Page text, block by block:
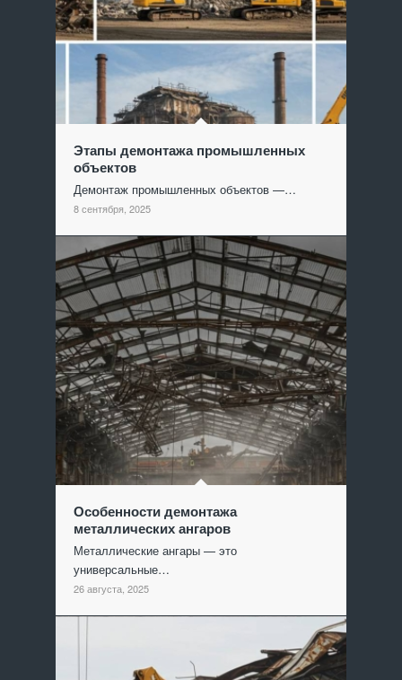
Этапы демонтажа промышленных
объектов
Демонтаж промышленных объектов —…
8 сентября, 2025
Особенности демонтажа
металлических ангаров
Металлические ангары — это
универсальные…
26 августа, 2025